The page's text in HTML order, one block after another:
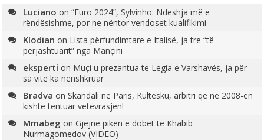
Luciano on“Euro 2024”, Sylvinho: Ndeshja më e
rëndësishme, por në nëntor vendoset kualifikimi
Klodian on Lista përfundimtare e Italisë, ja tre “të
përjashtuarit” nga Mançini
eksperti on Muçi u prezantua te Legia e Varshavës, ja për
sa vite ka nënshkruar
Bradva onSkandali në Paris, Kultesku, arbitri që në 2008-ën
kishte tentuar vetëvrasjen!
Mmabeg onGjejnë pikën e dobët të Khabib
Nurmagomedov (VIDEO)